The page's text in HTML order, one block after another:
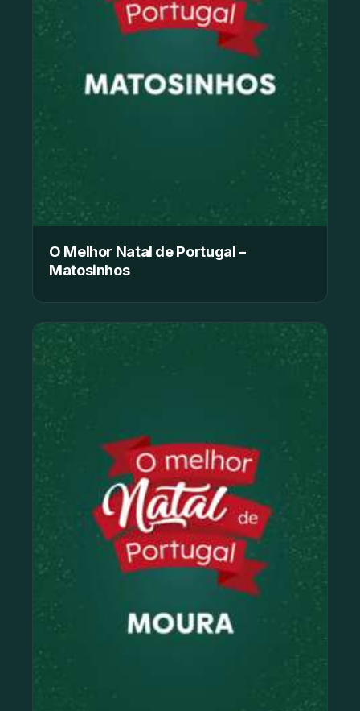
O Melhor Natal de Portugal –
Matosinhos